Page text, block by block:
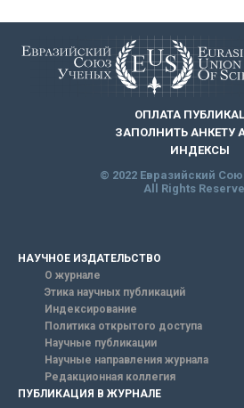
ОПЛАТА
ЗАПОЛНИТЬ АНКЕТУ
ИНДЕКСЫ
© 2022 Евразийский
All Rights
НАУЧНОЕ ИЗДАТЕЛЬСТВО
О журнале
Этика научных публикаций
Индексирование
Политика открытого доступа
Научные публикации
Научные направления журнала
Редакционная коллегия
ПУБЛИКАЦИЯ В ЖУРНАЛЕ